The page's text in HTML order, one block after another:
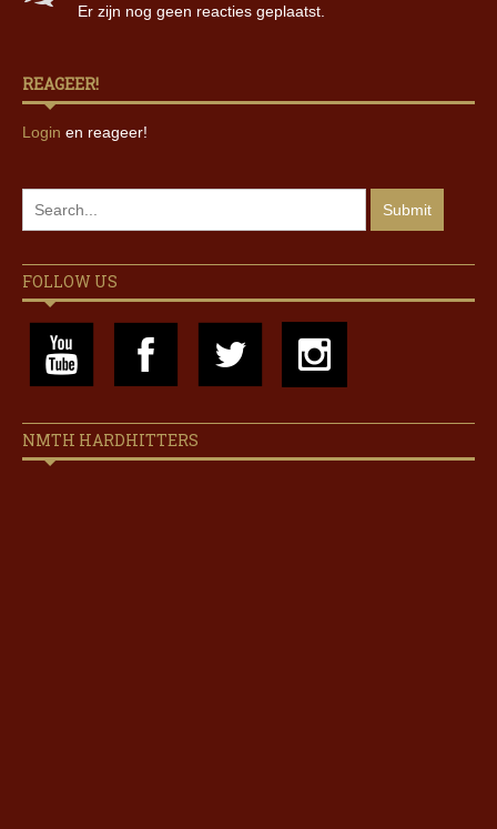
Er zijn nog geen reacties geplaatst.
REAGEER!
Login en reageer!
FOLLOW US
NMTH HARDHITTERS